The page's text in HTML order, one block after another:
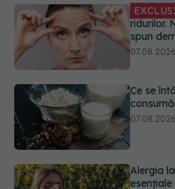
Ce se
Alergia
dr. Tudor
medic
URMĂREȘTE-NE ȘI